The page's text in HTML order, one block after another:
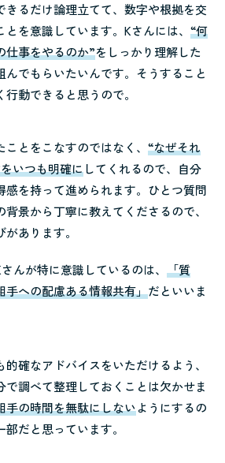
きるだけ論理立てて、数字や根拠を交
とを意識しています。Kさんには、 “何
仕事をやるのか”をしっかり理解した
んでもらいたいんです。そうすること
動できると思うので。
とをこなすのではなく、 “なぜそれ
いつも明確にしてくれるので、自分
感を持って進められます。ひとつ質問
景から丁寧に教えてくださるので、
あります。
んが特に意識しているのは、 「質
手への配慮ある情報共有」だといいま
確なアドバイスをいただけるよう、
で調べて整理しておくことは欠かせま
手の時間を無駄にしないようにするの
部だと思っています。